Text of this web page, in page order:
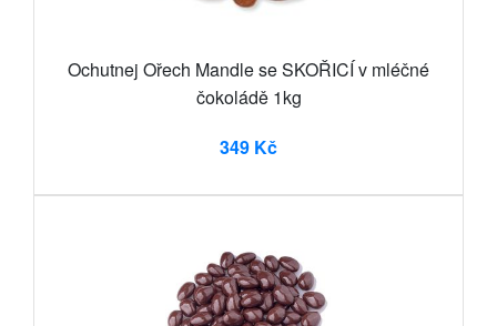
Ochutnej Ořech Mandle se SKOŘICÍ v mléčné
čokoládě 1kg
349 Kč